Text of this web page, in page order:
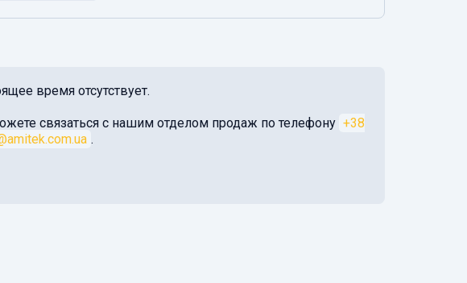
время отсутствует.
связаться с нашим отделом продаж по телефону +38
.